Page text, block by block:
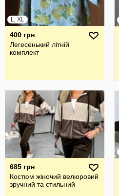
L, XL
400 грн
Легесенький літній
комплект
685 грн
Костюм жіночий велюровий
зручний та стильний